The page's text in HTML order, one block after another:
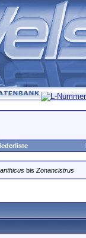
bis Zonancistrus